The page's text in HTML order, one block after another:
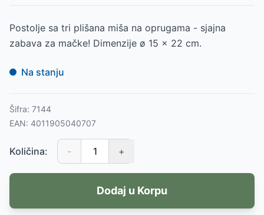
Postolje sa tri plišana miša na oprugama - sjajna
zabava za mačke! Dimenzije ø 15 × 22 cm.
Na stanju
Šifra: 7144
EAN: 4011905040707
Količina: - +
Dodaj u Korpu